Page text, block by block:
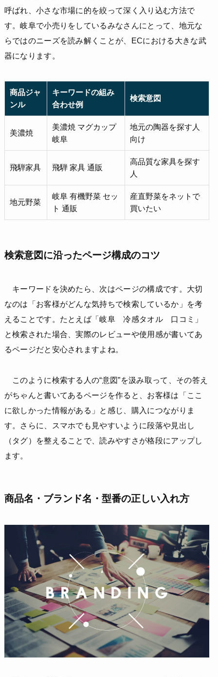
呼ばれ、小さな市場に的を絞って深く入り込む方法で
す。岐阜で小売りをしているみなさんにとって、地元な
らではのニーズを読み解くことが、ECにおける大きな武
器になります。
商品ジャ
ンル
キーワードの組み
合わせ例
検索意図
美濃焼
美濃焼 マグカップ
岐阜
地元の陶器を探す人
向け
飛騨家具 飛騨 家具 通販
高品質な家具を探す
人
地元野菜
岐阜 有機野菜 セッ
ト 通販
産直野菜をネットで
買いたい
検索意図に沿ったページ構成のコツ
キーワードを決めたら、次はページの構成です。大切
なのは「お客様がどんな気持ちで検索しているか」を考
えることです。たとえば「岐阜 冷感タオル 口コミ」
と検索された場合、実際のレビューや使用感が書いてあ
るページだと安心されますよね。
このように検索する人の“意図”を汲み取って、その答え
がちゃんと書いてあるページを作ると、お客様は「ここ
に欲しかった情報がある」と感じ、購入につながりま
す。さらに、スマホでも見やすいように段落や見出し
（タグ）を整えることで、読みやすさが格段にアップし
ます。
商品名・ブランド名・型番の正しい入れ方